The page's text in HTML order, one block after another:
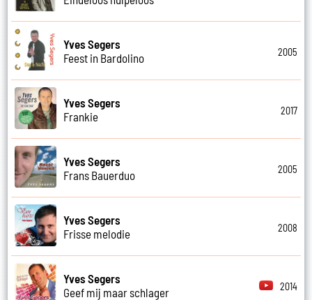
Yves Segers
Feest in Bardolino
2005
Yves Segers
Frankie
2017
Yves Segers
Frans Bauerduo
2005
Yves Segers
Frisse melodie
2008
Yves Segers
Geef mij maar schlager
2014